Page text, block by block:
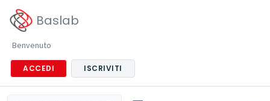
Baslab
Benvenuto
ACCEDI ISCRIVITI